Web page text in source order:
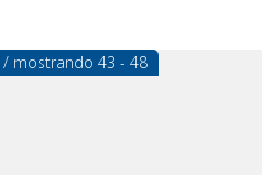
/ mostrando 43 - 48